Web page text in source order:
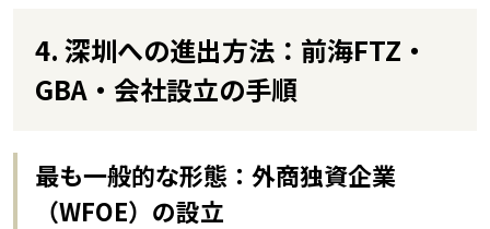
4. 深圳への進出方法：前海FTZ・
GBA・会社設立の手順
最も一般的な形態：外商独資企業
（WFOE）の設立